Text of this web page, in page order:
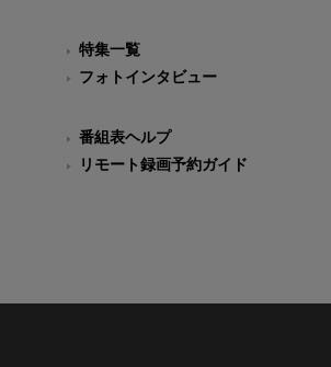
特集一覧
フォトインタビュー
番組表ヘルプ
リモート録画予約ガイド